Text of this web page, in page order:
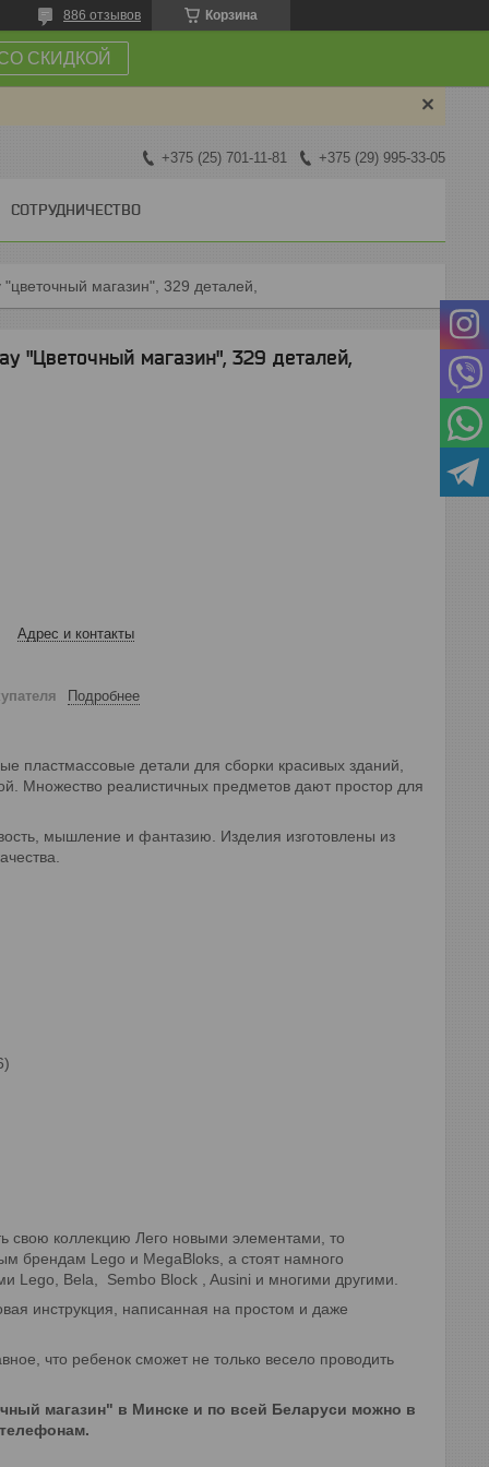
Корзина
886 отзывов
СКИДКОЙ
+375 (25) 701-11-81 +375 (29) 995-33-05
СОТРУДНИЧЕСТВО
магазин", 329 деталей,
"Цветочный магазин", 329 деталей,
Адрес и контакты
Подробнее
пластмассовые детали для сборки красивых зданий,
Множество реалистичных предметов дают простор для
мышление и фантазию. Изделия изготовлены из
свою коллекцию Лего новыми элементами, то
брендам Lego и MegaBloks, а стоят намного
Lego, Bela, Sembo Block , Ausini и многими другими.
инструкция, написанная на простом и даже
что ребенок сможет не только весело проводить
магазин" в Минске и по всей Беларуси можно в